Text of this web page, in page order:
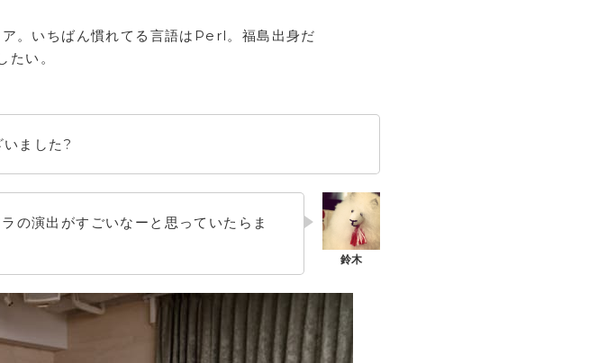
。いちばん慣れてる言語はPerl。福島出身だ
い。
ました?
の演出がすごいなーと思っていたらま